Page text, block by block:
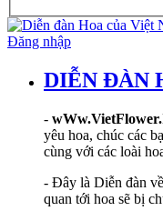
Đăng nhập
DIỄN ĐÀN
-
yêu hoa, chúc các
cùng với các loài
- Đây là Diễn đàn
quan tới hoa sẽ bị